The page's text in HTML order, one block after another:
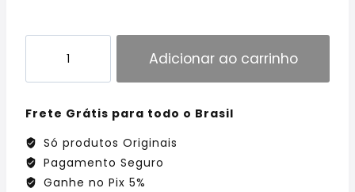
Adicionar ao carrinho
Frete Grátis para todo o Brasil
Só produtos Originais
Pagamento Seguro
Ganhe no Pix 5%